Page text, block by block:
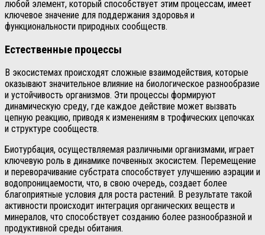
любой элемент, который способствует этим процессам, имеет
ключевое значение для поддержания здоровья и
функциональности природных сообществ.
Естественные процессы
В экосистемах происходят сложные взаимодействия, которые
оказывают значительное влияние на биологическое разнообразие
и устойчивость организмов. Эти процессы формируют
динамическую среду, где каждое действие может вызвать
цепную реакцию, приводя к изменениям в трофических цепочках
и структуре сообществ.
Биотурбация, осуществляемая различными организмами, играет
ключевую роль в динамике почвенных экосистем. Перемещение
и переворачивание субстрата способствует улучшению аэрации и
водопроницаемости, что, в свою очередь, создает более
благоприятные условия для роста растений. В результате такой
активности происходит интеграция органических веществ и
минералов, что способствует созданию более разнообразной и
продуктивной среды обитания.